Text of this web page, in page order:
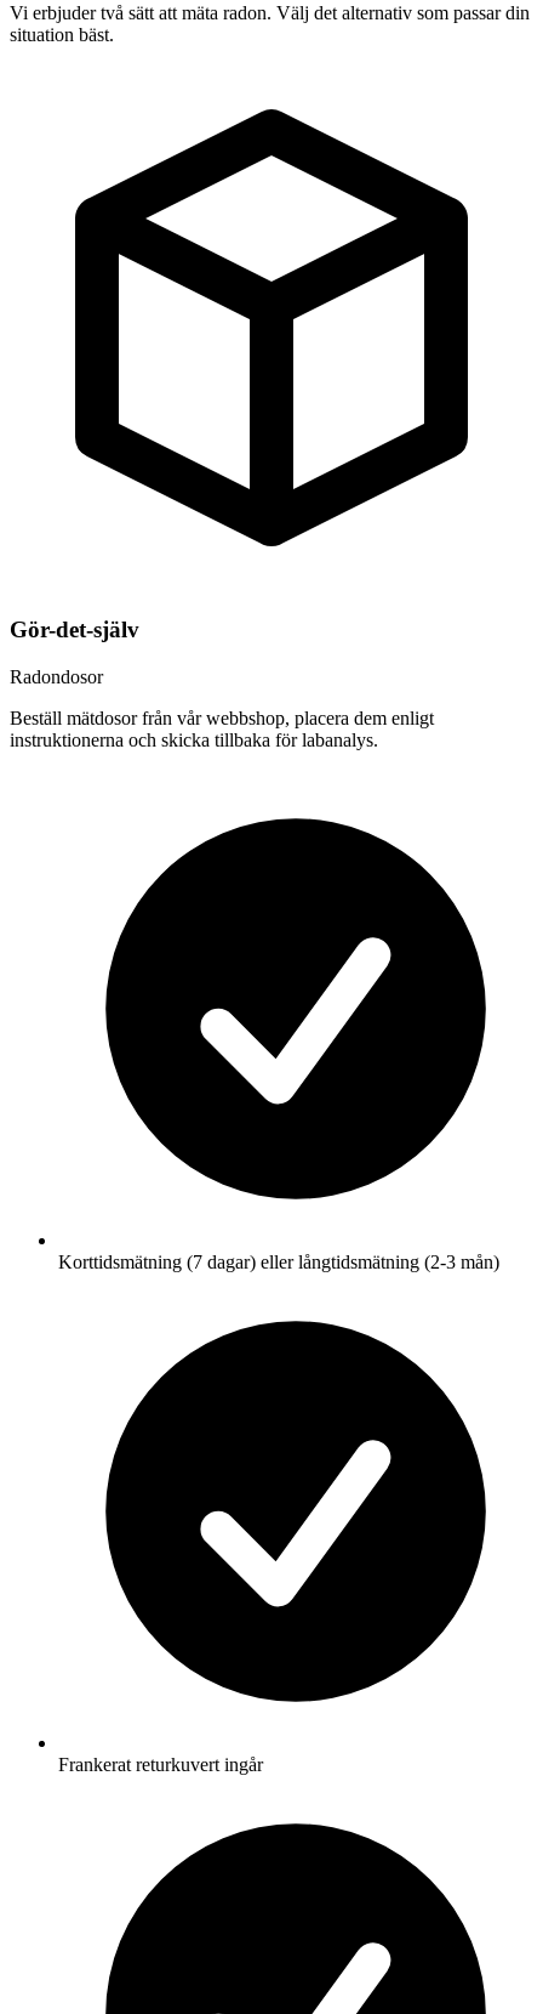
Vi erbjuder två sätt att mäta radon. Välj det alternativ som passar din
situation bäst.
Gör-det-själv
Radondosor
Beställ mätdosor från vår webbshop, placera dem enligt
instruktionerna och skicka tillbaka för labanalys.
Korttidsmätning (7 dagar) eller långtidsmätning (2-3 mån)
Frankerat returkuvert ingår